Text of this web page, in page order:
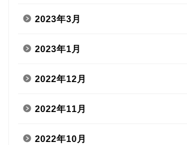
2023年3月
2023年1月
2022年12月
2022年11月
2022年10月